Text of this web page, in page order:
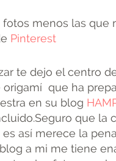
fotos menos las que
Pinterest
te dejo el centro
origamí que ha
en su blog
que la
es así merece la
a mi me tiene